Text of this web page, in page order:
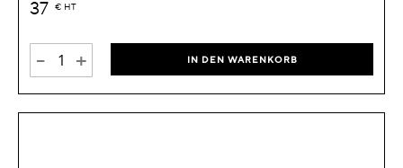
37 € HT
- + IN DEN WARENKORB